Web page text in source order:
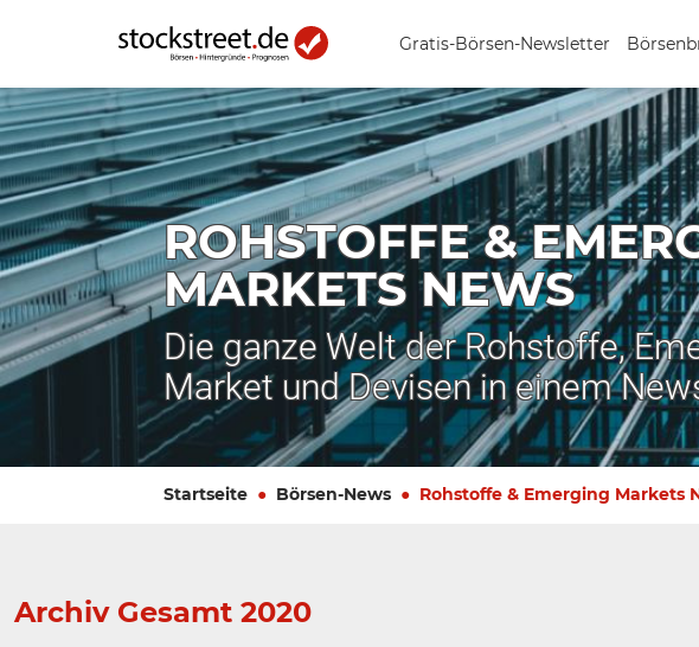
Gratis-Börsen-Newsletter
ROHSTOFFE &
MARKETS NEWS
Die ganze Welt der Rohstoffe,
Market und Devisen in einem
Startseite Börsen-News Rohstoffe & Emerging Markets
Archiv Gesamt 2020